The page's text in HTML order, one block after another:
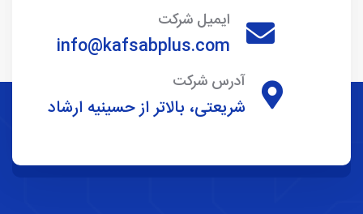
ایمیل شرکت
info@kafsabplus.com
آدرس شرکت
شریعتی، بالاتر از حسینیه ارشاد